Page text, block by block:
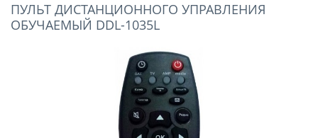
ПУЛЬТ ДИСТАНЦИОННОГО УПРАВЛЕНИЯ
ОБУЧАЕМЫЙ DDL-1035L